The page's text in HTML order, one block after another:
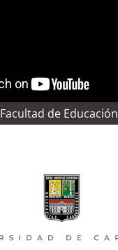
Facultad de Educación